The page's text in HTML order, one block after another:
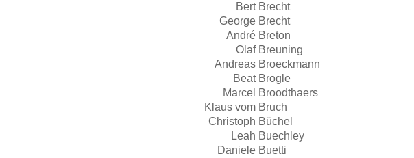
Bert Brecht
George Brecht
André Breton
Olaf Breuning
Andreas Broeckmann
Beat Brogle
Marcel Broodthaers
Klaus vom Bruch
Christoph Büchel
Leah Buechley
Daniele Buetti